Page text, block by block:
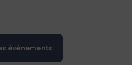
événements